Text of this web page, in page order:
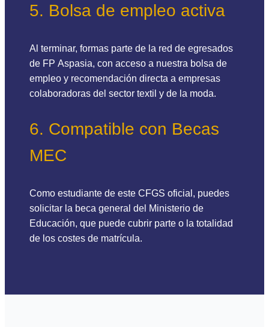
5. Bolsa de empleo activa
Al terminar, formas parte de la red de egresados
de FP Aspasia, con acceso a nuestra bolsa de
empleo y recomendación directa a empresas
colaboradoras del sector textil y de la moda.
6. Compatible con Becas
MEC
Como estudiante de este CFGS oficial, puedes
solicitar la beca general del Ministerio de
Educación, que puede cubrir parte o la totalidad
de los costes de matrícula.